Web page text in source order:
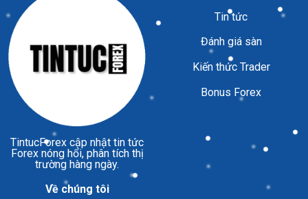
TintucForex cập nhật tin tức
Forex nóng hổi, phân tích thị
trường hàng ngày.
Tin tức
Đánh giá sàn
Kiến thức Trader
Bonus Forex
Về chúng tôi